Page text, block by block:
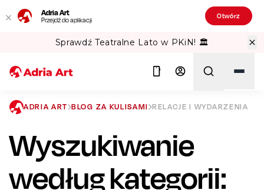
Adria Art
Przejdź do aplikacji Otwórz
Sprawdź Teatralne Lato w PKiN! 🏛️
Szukaj
ADRIA ART BLOG ZA KULISAMI RELACJE I WYDARZENIA
Wyszukiwanie
według kategorii: